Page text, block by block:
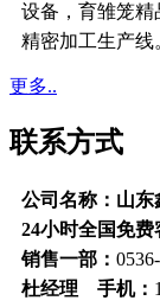
设备，育雏笼精
精密加工生产线
更多..
联系方式
公司名称：山东
24小时全国免费
销售一部：
杜经理 手机：